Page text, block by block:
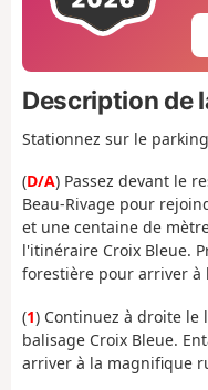
Description de
Stationnez sur le
(D/A) Passez devant le
Beau-Rivage pour
et une centaine de
l'itinéraire Croix Bleue.
forestière pour arriver à
(1) Continuez à droite le
balisage Croix Bleue.
arriver à la magnifique